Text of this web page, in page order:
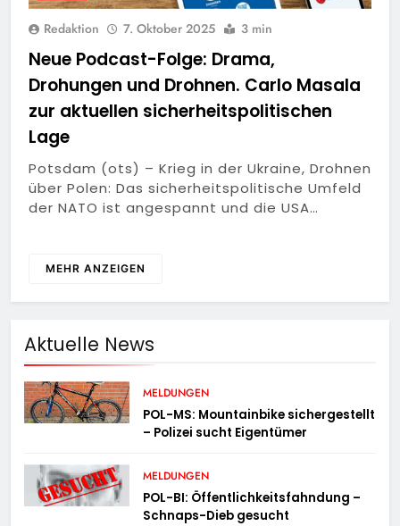
Redaktion 7. Oktober 2025 3 min
Neue Podcast-Folge: Drama,
Drohungen und Drohnen. Carlo Masala
zur aktuellen sicherheitspolitischen
Lage
Potsdam (ots) – Krieg in der Ukraine, Drohnen
über Polen: Das sicherheitspolitische Umfeld
der NATO ist angespannt und die USA…
MEHR ANZEIGEN
Aktuelle News
MELDUNGEN
POL-MS: Mountainbike sichergestellt
– Polizei sucht Eigentümer
MELDUNGEN
POL-BI: Öffentlichkeitsfahndung –
Schnaps-Dieb gesucht